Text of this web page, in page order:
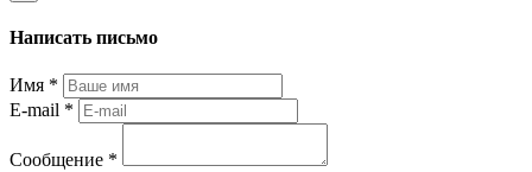
Написать письмо
Имя *
E-mail *
Сообщение *